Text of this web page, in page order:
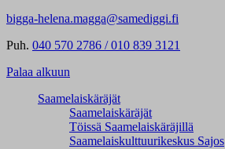
bigga-helena.magga@samediggi.fi
Puh. 040 570 2786 / 010 839 3121
Palaa alkuun
Saamelaiskäräjät
Saamelaiskäräjät
Töissä Saamelaiskäräjillä
Saamelaiskulttuuri­keskus Sajos